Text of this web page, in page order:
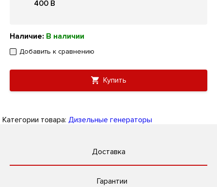
400 В
Наличие: В наличии
Добавить к сравнению
Купить
Категории товара: Дизельные генераторы
Доставка
Гарантии